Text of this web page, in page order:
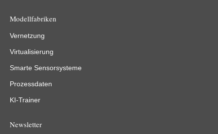
Modellfabriken
Vernetzung
Virtualisierung
Smarte Sensorsysteme
Prozessdaten
KI-Trainer
Newsletter